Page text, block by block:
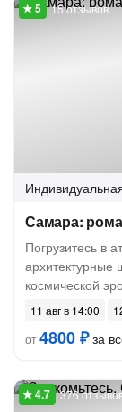
15 отзывов
Самара:
Погрузитесь в
космической
11 авг в 14:00
от4800 ₽за
376